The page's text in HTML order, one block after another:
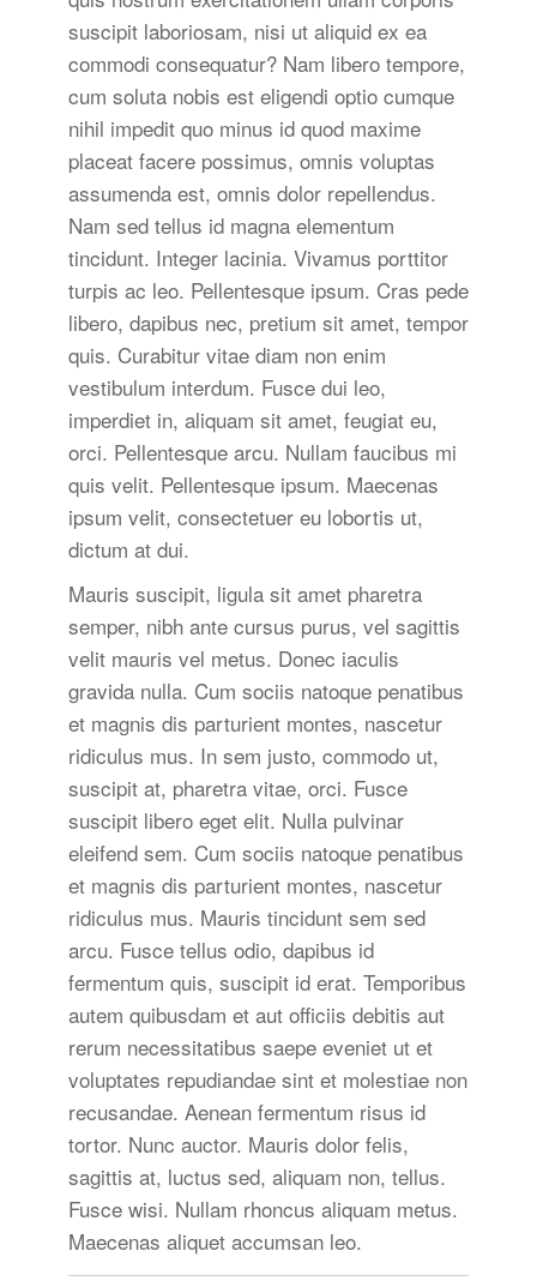
suscipit laboriosam, nisi ut aliquid ex ea
commodi consequatur? Nam libero tempore,
cum soluta nobis est eligendi optio cumque
nihil impedit quo minus id quod maxime
placeat facere possimus, omnis voluptas
assumenda est, omnis dolor repellendus.
Nam sed tellus id magna elementum
tincidunt. Integer lacinia. Vivamus porttitor
turpis ac leo. Pellentesque ipsum. Cras pede
libero, dapibus nec, pretium sit amet, tempor
quis. Curabitur vitae diam non enim
vestibulum interdum. Fusce dui leo,
imperdiet in, aliquam sit amet, feugiat eu,
orci. Pellentesque arcu. Nullam faucibus mi
quis velit. Pellentesque ipsum. Maecenas
ipsum velit, consectetuer eu lobortis ut,
dictum at dui.
Mauris suscipit, ligula sit amet pharetra
semper, nibh ante cursus purus, vel sagittis
velit mauris vel metus. Donec iaculis
gravida nulla. Cum sociis natoque penatibus
et magnis dis parturient montes, nascetur
ridiculus mus. In sem justo, commodo ut,
suscipit at, pharetra vitae, orci. Fusce
suscipit libero eget elit. Nulla pulvinar
eleifend sem. Cum sociis natoque penatibus
et magnis dis parturient montes, nascetur
ridiculus mus. Mauris tincidunt sem sed
arcu. Fusce tellus odio, dapibus id
fermentum quis, suscipit id erat. Temporibus
autem quibusdam et aut officiis debitis aut
rerum necessitatibus saepe eveniet ut et
voluptates repudiandae sint et molestiae non
recusandae. Aenean fermentum risus id
tortor. Nunc auctor. Mauris dolor felis,
sagittis at, luctus sed, aliquam non, tellus.
Fusce wisi. Nullam rhoncus aliquam metus.
Maecenas aliquet accumsan leo.